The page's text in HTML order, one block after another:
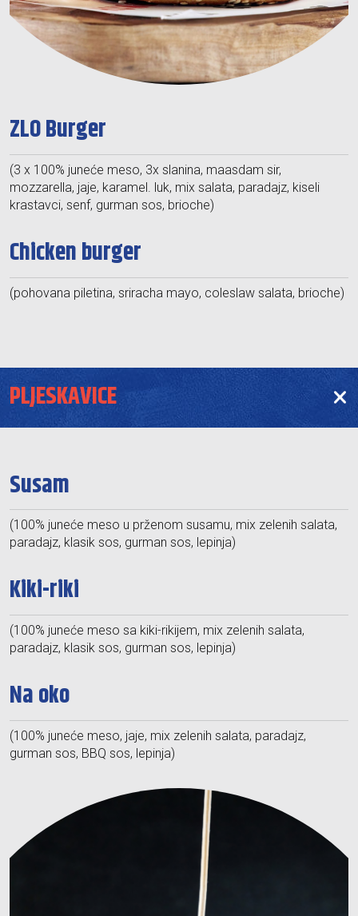
ZLO Burger
(3 x 100% juneće meso, 3x slanina, maasdam sir,
mozzarella, jaje, karamel. luk, mix salata, paradajz, kiseli
krastavci, senf, gurman sos, brioche)
Chicken burger
(pohovana piletina, sriracha mayo, coleslaw salata, brioche)
PLJESKAVICE
Susam
(100% juneće meso u prženom susamu, mix zelenih salata,
paradajz, klasik sos, gurman sos, lepinja)
Kiki-riki
(100% juneće meso sa kiki-rikijem, mix zelenih salata,
paradajz, klasik sos, gurman sos, lepinja)
Na oko
(100% juneće meso, jaje, mix zelenih salata, paradajz,
gurman sos, BBQ sos, lepinja)